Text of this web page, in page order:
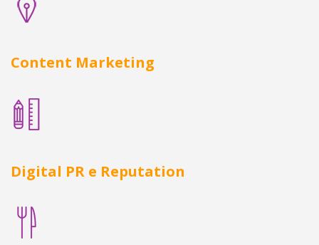
Content Marketing
Digital PR e Reputation